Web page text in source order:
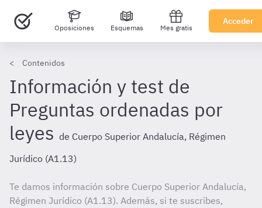
Oposiciones Esquemas Mes gratis
Acceder
Contenidos
Información y test de
Preguntas ordenadas por
leyes de Cuerpo Superior Andalucía, Régimen
Jurídico (A1.13)
Te damos información sobre Cuerpo Superior Andalucía,
Régimen Jurídico (A1.13). Además, si te suscribes,